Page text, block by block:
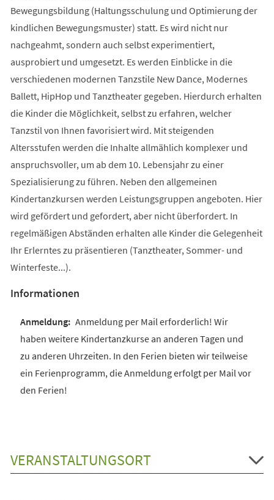
Bewegungsbildung (Haltungsschulung und Optimierung der
kindlichen Bewegungsmuster) statt. Es wird nicht nur
nachgeahmt, sondern auch selbst experimentiert,
ausprobiert und umgesetzt. Es werden Einblicke in die
verschiedenen modernen Tanzstile New Dance, Modernes
Ballett, HipHop und Tanztheater gegeben. Hierdurch erhalten
die Kinder die Möglichkeit, selbst zu erfahren, welcher
Tanzstil von Ihnen favorisiert wird. Mit steigenden
Altersstufen werden die Inhalte allmählich komplexer und
anspruchsvoller, um ab dem 10. Lebensjahr zu einer
Spezialisierung zu führen. Neben den allgemeinen
Kindertanzkursen werden Leistungsgruppen angeboten. Hier
wird gefördert und gefordert, aber nicht überfordert. In
regelmäßigen Abständen erhalten alle Kinder die Gelegenheit
Ihr Erlerntes zu präsentieren (Tanztheater, Sommer- und
Winterfeste...).
Informationen
Anmeldung per Mail erforderlich! Wir
haben weitere Kindertanzkurse an anderen Tagen und
zu anderen Uhrzeiten. In den Ferien bieten wir teilweise
ein Ferienprogramm, die Anmeldung erfolgt per Mail vor
den Ferien!
VERANSTALTUNGSORT